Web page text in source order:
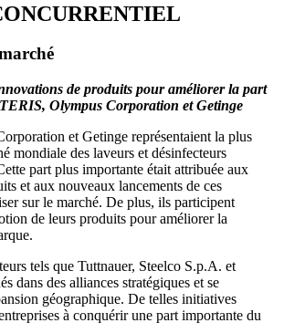
de produits pour améliorer la part
Olympus Corporation et Getinge
et Getinge représentaient la plus
mondiale des laveurs et désinfecteurs
part plus importante était attribuée aux
et aux nouveaux lancements de ces
sur le marché. De plus, ils participent
de leurs produits pour améliorer la
tels que Tuttnauer, Steelco S.p.A. et
dans des alliances stratégiques et se
géographique. De telles initiatives
à conquérir une part importante du